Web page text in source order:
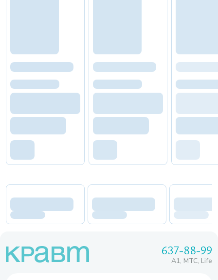
637-88-99
A1, МТС, Life